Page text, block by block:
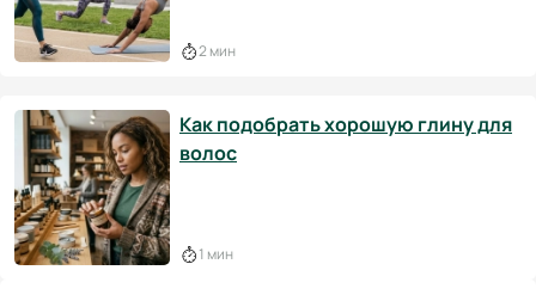
2 мин
Как подобрать хорошую глину для
волос
1 мин